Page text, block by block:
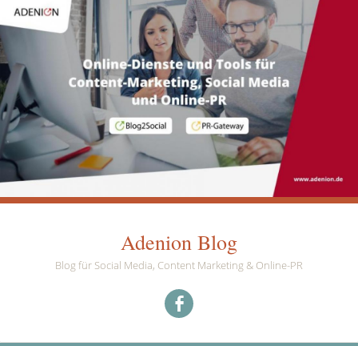
Adenion Blog
Blog für Social Media, Content Marketing & Online-PR